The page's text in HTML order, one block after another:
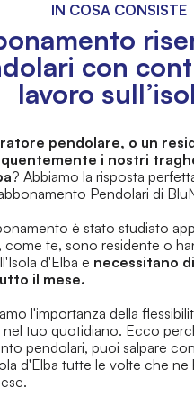
IN COSA CONSISTE
con
lavoro
pendolare, o un
i nostri
? Abbiamo la risposta
Pendolari di
è stato studiato
te, sono residente o
d'Elba e necessitano
il mese.
l'importanza della
tuo quotidiano. Ecco
pendolari, puoi salpare
d'Elba tutte le volte che ne